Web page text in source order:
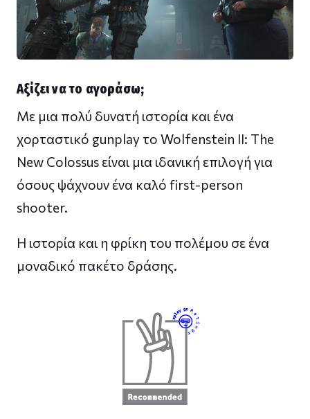
Αξίζει να το αγοράσω;
Με μια πολύ δυνατή ιστορία και ένα
χορταστικό gunplay το Wolfenstein II: The
New Colossus είναι μια ιδανική επιλογή για
όσους ψάχνουν ένα καλό first-person
shooter.
Η ιστορία και η φρίκη του πολέμου σε ένα
μοναδικό πακέτο δράσης.